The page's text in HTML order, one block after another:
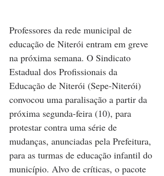
Professores da rede municipal de
educação de Niterói entram em greve
na próxima semana. O Sindicato
Estadual dos Profissionais da
Educação de Niterói (Sepe-Niterói)
convocou uma paralisação a partir da
próxima segunda-feira (10), para
protestar contra uma série de
mudanças, anunciadas pela Prefeitura,
para as turmas de educação infantil do
município. Alvo de críticas, o pacote